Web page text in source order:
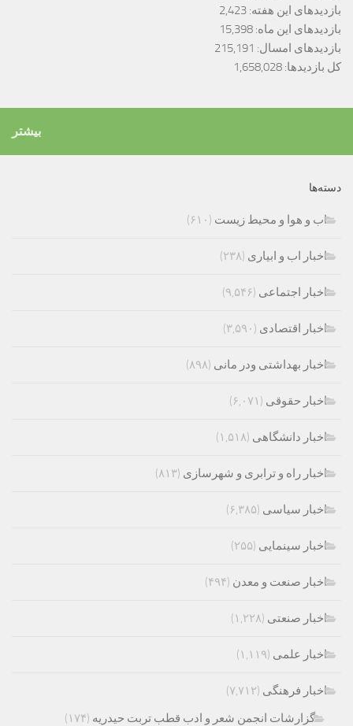
بازدیدهای این هفته: 2,423
بازدیدهای این ماه: 15,398
بازدیدهای امسال: 215,191
کل بازدیدها: 1,658,028
بیشتر
دسته‌ها
اب و هوا و محیط زیست (۶۱۰)
اخبار اب و ابیاری (۲۳۸)
اخبار اجتماعی (۹,۵۴۶)
اخبار اقتصادی (۳,۵۹۰)
اخبار بهداشتی ودر مانی (۸۹۸)
اخبار حقوقی (۶,۰۷۱)
اخبار دانشگاهی (۱,۵۱۸)
اخبار راه و ترابری و شهرسازی (۸۱۳)
اخبار سیاسی (۶,۳۸۵)
اخبار سینمایی (۲۵۵)
اخبار صنعت و معدن (۴۹۴)
اخبار صنعتی (۱,۲۲۸)
اخبار علمی (۱,۱۱۹)
اخبار فرهنگی (۷,۷۱۲)
گزارشات انجمن شعر و ادب قطب تربت حیدریه (۱۷۴)